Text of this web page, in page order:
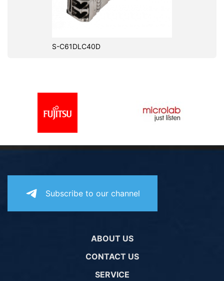
S-C61DLC40D
Subscribe to our channel
ABOUT US
CONTACT US
SERVICE